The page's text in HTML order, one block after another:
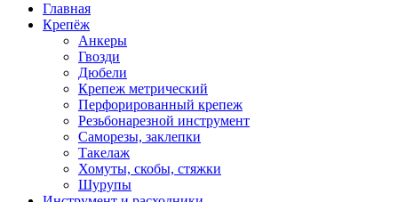
Главная
Крепёж
Анкеры
Гвозди
Дюбели
Крепеж метрический
Перфорированный крепеж
Резьбонарезной инструмент
Саморезы, заклепки
Такелаж
Хомуты, скобы, стяжки
Шурупы